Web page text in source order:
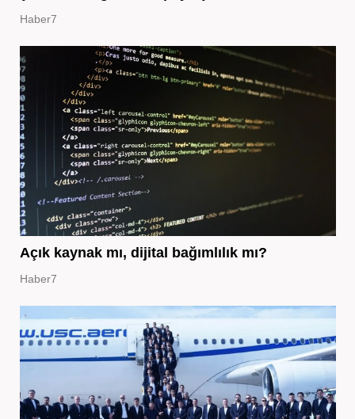
Haber7
Açık kaynak mı, dijital bağımlılık mı?
Haber7